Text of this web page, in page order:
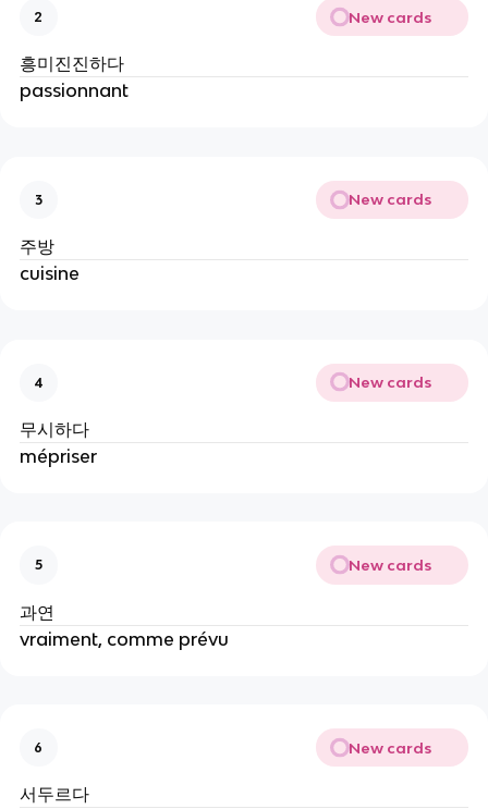
2 New cards
흥미진진하다
passionnant
3 New cards
주방
cuisine
4 New cards
무시하다
mépriser
5 New cards
과연
vraiment, comme prévu
6 New cards
서두르다